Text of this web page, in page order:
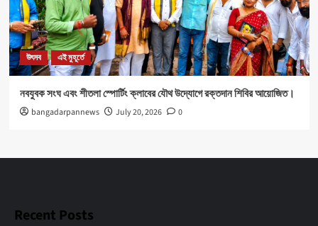
উৎসব এই মুহূর্তে
নবযুবক সংঘ এবং শীতলা স্পোর্টিং ক্লাবের যৌথ উদ্যোগে রক্তদান শিবির আয়োজিত।
bangadarpannews July 20, 2026 0
Recent Posts